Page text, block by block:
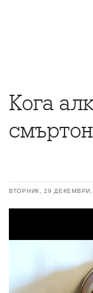
Кога
ВТОРНИК, 29 ДЕКЕМВРИ,